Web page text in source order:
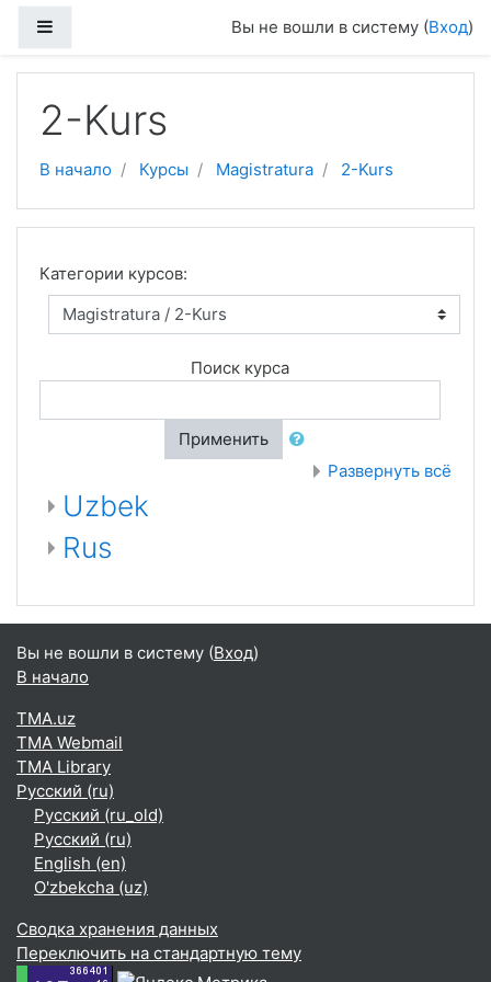
Вы не вошли в систему (Вход)
2-Kurs
В начало Курсы Magistratura 2-Kurs
Категории курсов:
Поиск курса
Применить
Развернуть всё
Uzbek
Rus
Вы не вошли в систему (Вход)
В начало
TMA.uz
TMA Webmail
TMA Library
Русский ‎(ru)‎
Русский ‎(ru_old)‎
Русский ‎(ru)‎
English ‎(en)‎
O'zbekcha ‎(uz)‎
Сводка хранения данных
Переключить на стандартную тему